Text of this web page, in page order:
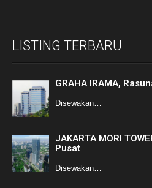
LISTING TERBARU
GRAHA IRAMA,
Disewakan…
JAKARTA MORI
Pusat
Disewakan…